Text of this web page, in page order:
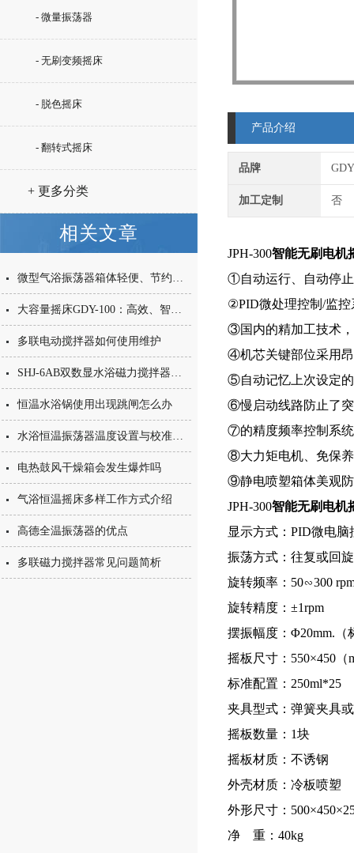
- 微量振荡器
- 无刷变频摇床
- 脱色摇床
- 翻转式摇床
+ 更多分类
相关文章
微型气浴振荡器箱体轻便、节约空间
大容量摇床GDY-100：高效、智能、可靠的实验室伙伴
多联电动搅拌器如何使用维护
SHJ-6AB双数显水浴磁力搅拌器可以恒温恒速数控
恒温水浴锅使用出现跳闸怎么办
水浴恒温振荡器温度设置与校准方法
电热鼓风干燥箱会发生爆炸吗
气浴恒温摇床多样工作方式介绍
高德全温振荡器的优点
多联磁力搅拌器常见问题简析
产品介绍
品牌
加工定制 否
JPH-300智能无刷电机
①自动运行、自动停
②PID微处理控制/监
③国内的精加工技术
④机芯关键部位采用
⑤自动记忆上次设定
⑥慢启动线路防止了
⑦的精度频率控制系
⑧大力矩电机、免保
⑨静电喷塑箱体美观
JPH-300智能无刷电机
显示方式：PID微电脑
振荡方式：往复或回旋
旋转频率：50∽300
旋转精度：±1rpm
摆振幅度：Φ20mm.（
摇板尺寸：550×450（
标准配置：250ml*25
夹具型式： 弹簧夹具
摇板数量：1块
摇板材质：不诱钢
外壳材质：冷板喷塑
外形尺寸：
净 重：40kg